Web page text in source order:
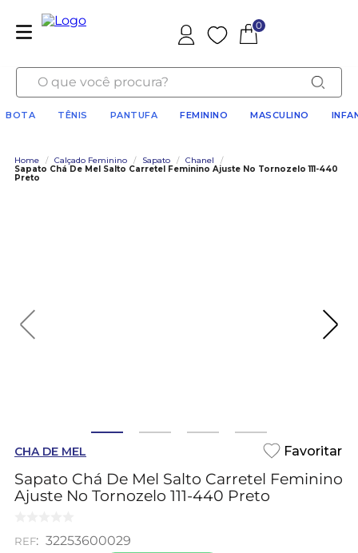
Favoritos
0
O que você procura?
BOTA TÊNIS PANTUFA FEMININO MASCULINO
Home / Calçado Feminino / Sapato / Chanel
/
Sapato Chá De Mel Salto Carretel Feminino Ajuste No Tornozelo 111-440
Preto
CHA DE MEL
Sapato Chá De Mel Salto Carretel Feminino
Ajuste No Tornozelo 111-440 Preto
: 32253600029